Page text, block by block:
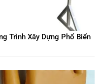
Trình Xây Dựng Phổ Biến